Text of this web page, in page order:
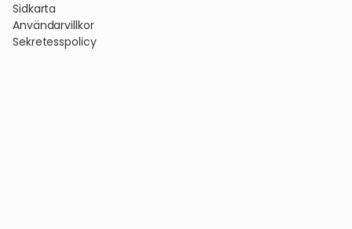
Sidkarta
Användarvillkor
Sekretesspolicy